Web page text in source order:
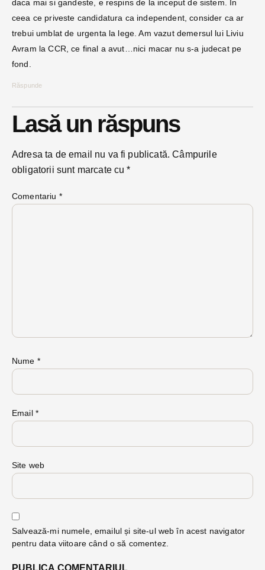
daca mai si gandeste, e respins de la inceput de sistem. In
ceea ce priveste candidatura ca independent, consider ca ar
trebui umblat de urgenta la lege. Am vazut demersul lui Liviu
Avram la CCR, ce final a avut…nici macar nu s-a judecat pe
fond.
Răspunde
Lasă un răspuns
Adresa ta de email nu va fi publicată. Câmpurile
obligatorii sunt marcate cu*
Comentariu *
Nume *
Email *
Site web
Salvează-mi numele, emailul și site-ul web în acest navigator
pentru data viitoare când o să comentez.